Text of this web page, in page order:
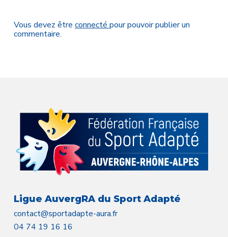
Vous devez être connecté pour pouvoir publier un
commentaire.
Ligue AuvergRA du Sport Adapté
contact@sportadapte-aura.fr
04 74 19 16 16